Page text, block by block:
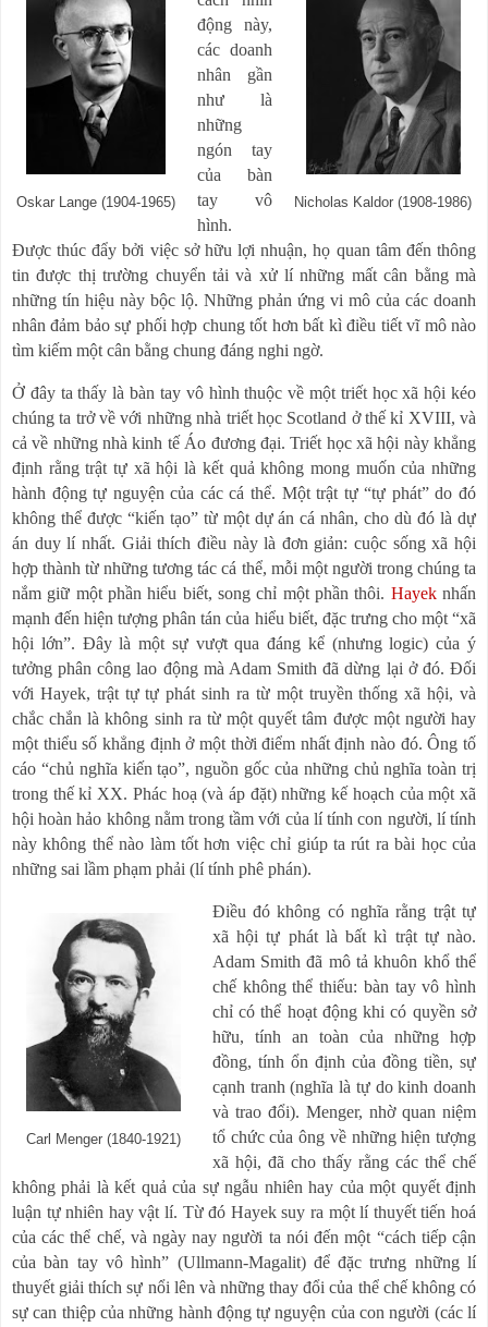
Oskar Lange (1904-1965) Nicholas Kaldor (1908-1986)
động này,
các doanh
nhân gần
như là
những
ngón tay
của bàn
tay vô
hình.
Được thúc đẩy bởi việc sở hữu lợi nhuận, họ quan tâm đến thông
tin được thị trường chuyển tải và xử lí những mất cân bằng mà
những tín hiệu này bộc lộ. Những phản ứng vi mô của các doanh
nhân đảm bảo sự phối hợp chung tốt hơn bất kì điều tiết vĩ mô nào
tìm kiếm một cân bằng chung đáng nghi ngờ.
Ở đây ta thấy là bàn tay vô hình thuộc về một triết học xã hội kéo
chúng ta trở về với những nhà triết học Scotland ở thế kỉ XVIII, và
cả về những nhà kinh tế Áo đương đại. Triết học xã hội này khẳng
định rằng trật tự xã hội là kết quả không mong muốn của những
hành động tự nguyện của các cá thể. Một trật tự“tự phát”do đó
không thể được “kiến tạo”từ một dự án cá nhân, cho dù đó là dự
án duy lí nhất. Giải thích điều này là đơn giản: cuộc sống xã hội
hợp thành từ những tương tác cá thể, mỗi một người trong chúng ta
nắm giữ một phần hiểu biết, song chỉ một phần thôi. Hayeknhấn
mạnh đến hiện tượng phân tán của hiểu biết, đặc trưng cho một “xã
hội lớn”. Đây là một sự vượt qua đáng kể (nhưng logic) của ý
tưởng phân công lao động mà Adam Smith đã dừng lại ở đó. Đối
với Hayek, trật tự tự phát sinh ra từ một truyền thống xã hội, và
chắc chắn là không sinh ra từ một quyết tâm được một người hay
một thiểu số khẳng định ở một thời điểm nhất định nào đó. Ông tố
cáo “chủ nghĩa kiến tạo”, nguồn gốc của những chủ nghĩa toàn trị
trong thế kỉ XX. Phác hoạ (và áp đặt) những kế hoạch của một xã
hội hoàn hảo không nằm trong tầm với của lí tính con người, lí tính
này không thể nào làm tốt hơn việc chỉ giúp ta rút ra bài học của
những sai lầm phạm phải (lí tính phê phán).
Carl Menger (1840-1921)
Điều đó không có nghĩa rằng trật tự
xã hội tự phát là bất kì trật tự nào.
Adam Smith đã mô tả khuôn khổ thể
chế không thể thiếu: bàn tay vô hình
chỉ có thể hoạt động khi có quyền sở
hữu, tính an toàn của những hợp
đồng, tính ổn định của đồng tiền, sự
cạnh tranh (nghĩa là tự do kinh doanh
và trao đổi). Menger, nhờ quan niệm
tổ chức của ông về những hiện tượng
xã hội, đã cho thấy rằng các thể chế
không phải là kết quả của sự ngẫu nhiên hay của một quyết định
luận tự nhiên hay vật lí. Từ đó Hayek suy ra một lí thuyết tiến hoá
của các thể chế, và ngày nay người ta nói đến một “cách tiếp cận
của bàn tay vô hình” (Ullmann-Magalit) để đặc trưng những lí
thuyết giải thích sự nổi lên và những thay đổi của thể chế không có
sự can thiệp của những hành động tự nguyện của con người (các lí